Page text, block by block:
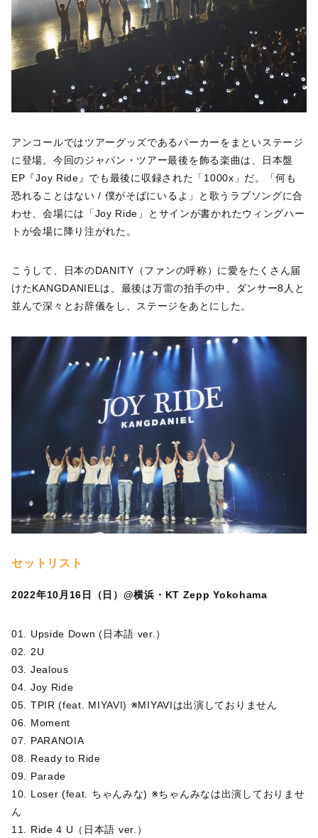
アンコールではツアーグッズであるパーカーをまといステージ
に登場。今回のジャパン・ツアー最後を飾る楽曲は、日本盤
EP『Joy Ride』でも最後に収録された「1000x」だ。「何も
恐れることはない / 僕がそばにいるよ」と歌うラブソングに合
わせ、会場には「Joy Ride」とサインが書かれたウィングハー
トが会場に降り注がれた。
こうして、日本のDANITY（ファンの呼称）に愛をたくさん届
けたKANGDANIELは、最後は万雷の拍手の中、ダンサー8人と
並んで深々とお辞儀をし、ステージをあとにした。
セットリスト
2022年10月16日（日）@横浜・KT Zepp Yokohama
01. Upside Down (日本語 ver.）
02. 2U
03. Jealous
04. Joy Ride
05. TPIR (feat. MIYAVI) ※MIYAVIは出演しておりません
06. Moment
07. PARANOIA
08. Ready to Ride
09. Parade
10. Loser (feat. ちゃんみな) ※ちゃんみなは出演しておりませ
ん
11. Ride 4 U（日本語 ver.）